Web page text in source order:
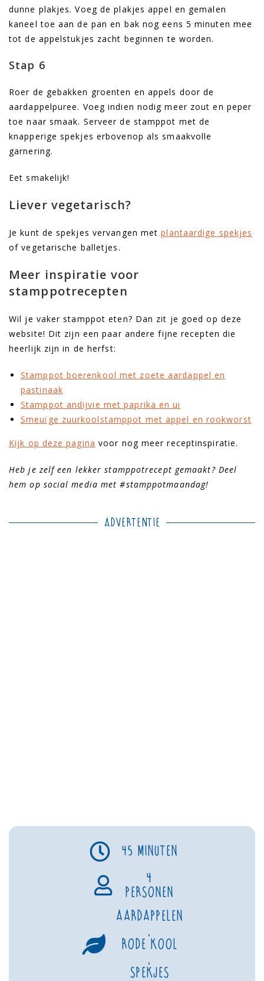
dunne plakjes. Voeg de plakjes appel en gemalen
kaneel toe aan de pan en bak nog eens 5 minuten mee
tot de appelstukjes zacht beginnen te worden.
Stap 6
Roer de gebakken groenten en appels door de
aardappelpuree. Voeg indien nodig meer zout en peper
toe naar smaak. Serveer de stamppot met de
knapperige spekjes erbovenop als smaakvolle
garnering.
Eet smakelijk!
Liever vegetarisch?
Je kunt de spekjes vervangen metplantaardige spekjes
of vegetarische balletjes.
Meer inspiratie voor
stamppotrecepten
Wil je vaker stamppot eten? Dan zit je goed op deze
website! Dit zijn een paar andere fijne recepten die
heerlijk zijn in de herfst:
Stamppot boerenkool met zoete aardappel en
pastinaak
Stamppot andijvie met paprika en ui
Smeuïge zuurkoolstamppot met appel en rookworst
Kijk op deze pagina voor nog meer receptinspiratie.
Heb je zelf een lekker stamppotrecept gemaakt? Deel
hem op social media met #stamppotmaandag!
Advertentie
45 minuten
4
personen
Aardappelen
,
Rode kool
,
Spekjes